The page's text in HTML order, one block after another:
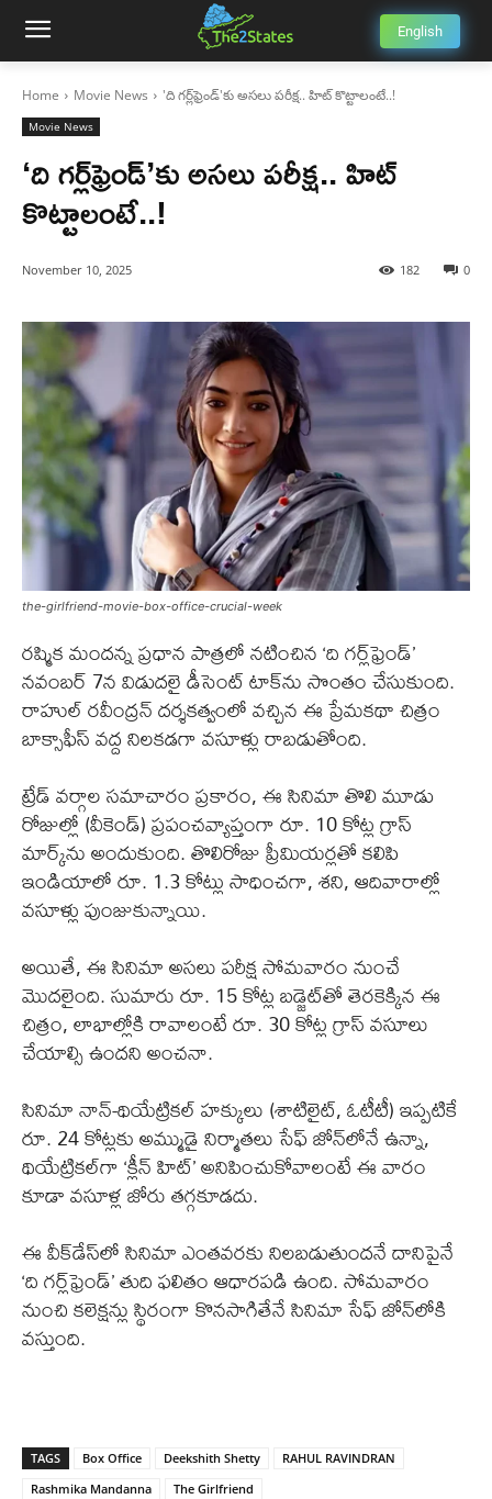
English
Home Movie News 'ది గర్ల్‌ఫ్రెండ్'కు అసలు పరీక్ష.. హిట్ కొట్టాలంటే..!
Movie News
‘ది గర్ల్‌ఫ్రెండ్’కు అసలు పరీక్ష.. హిట్
కొట్టాలంటే..!
November 10, 2025 0
182
the-girlfriend-movie-box-office-crucial-week
రష్మిక మందన్న ప్రధాన పాత్రలో నటించిన ‘ది గర్ల్‌ఫ్రెండ్’
నవంబర్ 7న విడుదలై డీసెంట్ టాక్‌ను సొంతం చేసుకుంది.
రాహుల్ రవీంద్రన్ దర్శకత్వంలో వచ్చిన ఈ ప్రేమకథా చిత్రం
బాక్సాఫీస్ వద్ద నిలకడగా వసూళ్లు రాబడుతోంది.
ట్రేడ్ వర్గాల సమాచారం ప్రకారం, ఈ సినిమా తొలి మూడు
రోజుల్లో (వీకెండ్) ప్రపంచవ్యాప్తంగా రూ. 10 కోట్ల గ్రాస్
మార్క్‌ను అందుకుంది. తొలిరోజు ప్రీమియర్లతో కలిపి
ఇండియాలో రూ. 1.3 కోట్లు సాధించగా, శని, ఆదివారాల్లో
వసూళ్లు పుంజుకున్నాయి.
అయితే, ఈ సినిమా అసలు పరీక్ష సోమవారం నుంచే
మొదలైంది. సుమారు రూ. 15 కోట్ల బడ్జెట్‌తో తెరకెక్కిన ఈ
చిత్రం, లాభాల్లోకి రావాలంటే రూ. 30 కోట్ల గ్రాస్ వసూలు
చేయాల్సి ఉందని అంచనా.
సినిమా నాన్-థియేట్రికల్ హక్కులు (శాటిలైట్, ఓటీటీ) ఇప్పటికే
రూ. 24 కోట్లకు అమ్ముడై నిర్మాతలు సేఫ్ జోన్‌లోనే ఉన్నా,
థియేట్రికల్‌గా ‘క్లీన్ హిట్’ అనిపించుకోవాలంటే ఈ వారం
కూడా వసూళ్ల జోరు తగ్గకూడదు.
ఈ వీక్‌డేస్‌లో సినిమా ఎంతవరకు నిలబడుతుందనే దానిపైనే
‘ది గర్ల్‌ఫ్రెండ్’ తుది ఫలితం ఆధారపడి ఉంది. సోమవారం
నుంచి కలెక్షన్లు స్థిరంగా కొనసాగితేనే సినిమా సేఫ్ జోన్‌లోకి
వస్తుంది.
TAGS Box Office Deekshith Shetty
RAHUL RAVINDRAN
Rashmika Mandanna
The Girlfriend